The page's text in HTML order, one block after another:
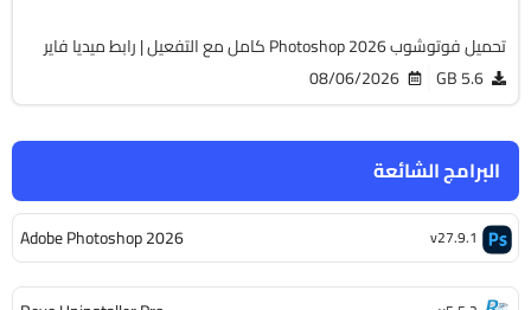
البرامج الشائعة
Adobe Photoshop 2026 v27.9.1
تحميل فوتوشوب Photoshop 2026 كامل مع التفعيل | رابط ميديا فاير
5.6 GB
08/06/2026